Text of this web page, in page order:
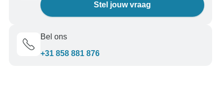
Stel jouw vraag
Bel ons
+31 858 881 876